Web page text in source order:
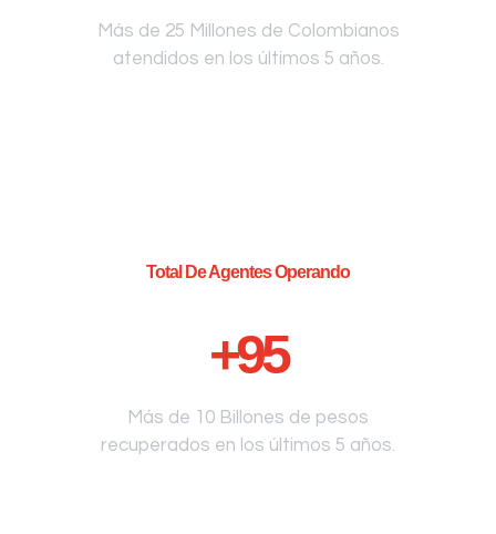
Más de 25 Millones de Colombianos
atendidos en los últimos 5 años.
Total De Agentes Operando
+95
Más de 10 Billones de pesos
recuperados en los últimos 5 años.